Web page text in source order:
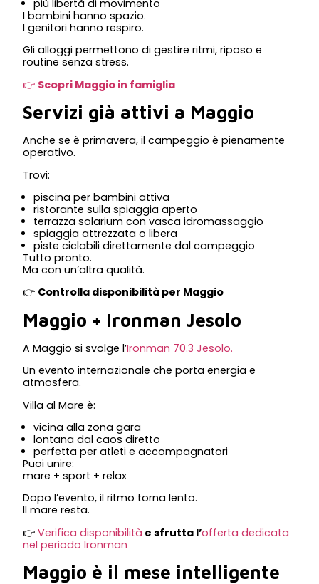
più libertà di movimento
I bambini hanno spazio.
I genitori hanno respiro.
Gli alloggi permettono di gestire ritmi, riposo e
routine senza stress.
👉 Scopri Maggio in famiglia
Servizi già attivi a Maggio
Anche se è primavera, il campeggio è pienamente
operativo.
Trovi:
piscina per bambini attiva
ristorante sulla spiaggia aperto
terrazza solarium con vasca idromassaggio
spiaggia attrezzata o libera
piste ciclabili direttamente dal campeggio
Tutto pronto.
Ma con un’altra qualità.
👉 Controlla disponibilità per Maggio
Maggio + Ironman Jesolo
A Maggio si svolge l’Ironman 70.3 Jesolo.
Un evento internazionale che porta energia e
atmosfera.
Villa al Mare è:
vicina alla zona gara
lontana dal caos diretto
perfetta per atleti e accompagnatori
Puoi unire:
mare + sport + relax
Dopo l’evento, il ritmo torna lento.
Il mare resta.
👉Verifica disponibilità e sfrutta l’offerta dedicata
nel periodo Ironman
Maggio è il mese intelligente